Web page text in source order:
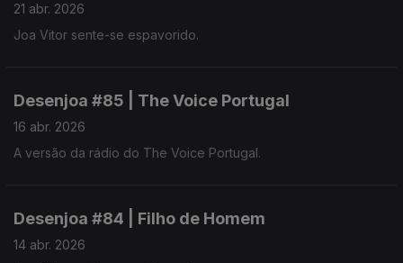
21 abr. 2026
Joa Vitor sente-se espavorido.
Desenjoa #85 | The Voice Portugal
16 abr. 2026
A versão da rádio do The Voice Portugal.
Desenjoa #84 | Filho de Homem
14 abr. 2026